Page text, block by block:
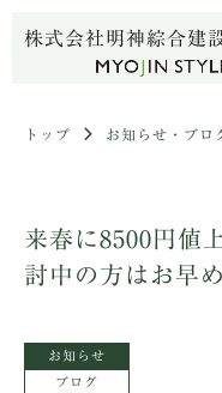
株式会社明神綜合建
トップ お知らせ・ブロ
来春に8500円値
討中の方はお早め
お知らせ
ブログ